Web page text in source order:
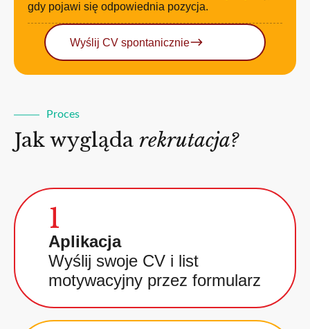
gdy pojawi się odpowiednia pozycja.
Wyślij CV spontanicznie
Proces
Jak wygląda rekrutacja?
1
Aplikacja
Wyślij swoje CV i list
motywacyjny przez formularz